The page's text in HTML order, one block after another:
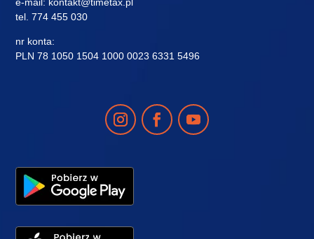
tel.774 455 030
nr konta:
PLN 78 1050 1504 1000 0023 6331 5496